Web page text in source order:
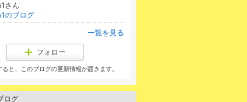
さん
のブログ
一覧を見る
フォロー
ると、このブログの更新情報が届きます。
ログ